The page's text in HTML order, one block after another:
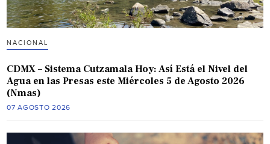
NACIONAL
CDMX – Sistema Cutzamala Hoy: Así Está el Nivel del
Agua en las Presas este Miércoles 5 de Agosto 2026
(Nmas)
07 AGOSTO 2026